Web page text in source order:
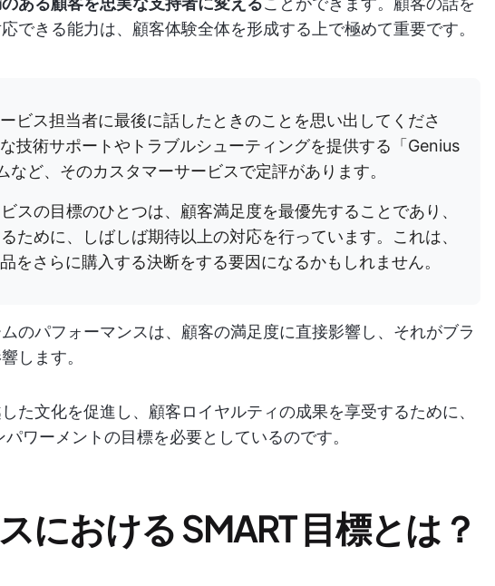
できる能力は、顧客体験全体を形成する上で極めて重要です。
ビス担当者に最後に話したときのことを思い出してくださ
技術サポートやトラブルシューティングを提供する「Genius
など、そのカスタマーサービスで定評があります。
スの目標のひとつは、顧客満足度を最優先することであり、
ために、しばしば期待以上の対応を行っています。これは、
をさらに購入する決断をする要因になるかもしれません。
のパフォーマンスは、顧客の満足度に直接影響し、それがブラ
します。
た文化を促進し、顧客ロイヤルティの成果を享受するために、
ワーメントの目標を必要としているのです。
における SMART 目標とは？